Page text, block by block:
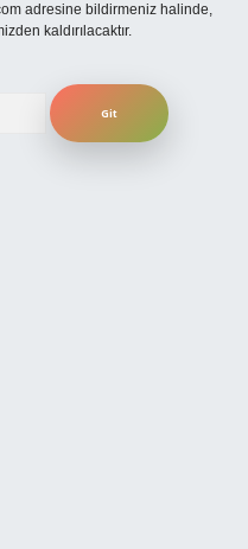
adresine bildirmeniz halinde,
kaldırılacaktır.